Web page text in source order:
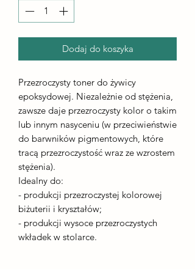
Dodaj do koszyka
Przezroczysty toner do żywicy
epoksydowej. Niezależnie od stężenia,
zawsze daje przezroczysty kolor o takim
lub innym nasyceniu (w przeciwieństwie
do barwników pigmentowych, które
tracą przezroczystość wraz ze wzrostem
stężenia).
Idealny do:
- produkcji przezroczystej kolorowej
biżuterii i kryształów;
- produkcji wysoce przezroczystych
wkładek w stolarce.